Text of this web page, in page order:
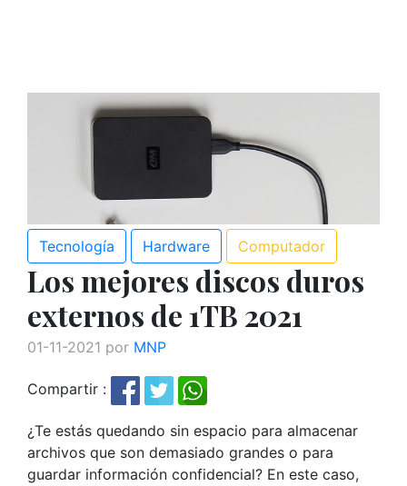
Tecnología Hardware Computador
Los mejores discos duros
externos de 1TB 2021
01-11-2021 por MNP
Compartir :
¿Te estás quedando sin espacio para almacenar
archivos que son demasiado grandes o para
guardar información confidencial? En este caso,